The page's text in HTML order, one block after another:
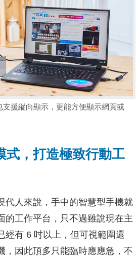
支援縱向顯示，更能方便顯示網頁或
式，打造極致行動工
代人來說，手中的智慧型手機就
的工作平台，只不過雖說現在主
經有 6 吋以上，但可視範圍還
，因此頂多只能臨時應應急，不